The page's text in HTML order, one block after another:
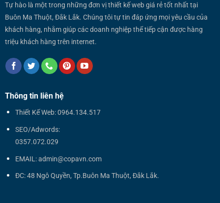
Tự hào là một trong những đơn vị thiết kế web giá rẻ tốt nhất tại
Buôn Ma Thuột, Đắk Lắk. Chúng tôi tự tin đáp ứng mọi yêu cầu của
khách hàng, nhằm giúp các doanh nghiệp thể tiếp cận được hàng
triệu khách hàng trên internet.
Thông tin liên hệ
Thiết Kế Web: 0964.134.517
SEO/Adwords:
0357.072.029
EMAIL: admin@copavn.com
ĐC: 48 Ngô Quyền, Tp.Buôn Ma Thuột, Đắk Lắk.